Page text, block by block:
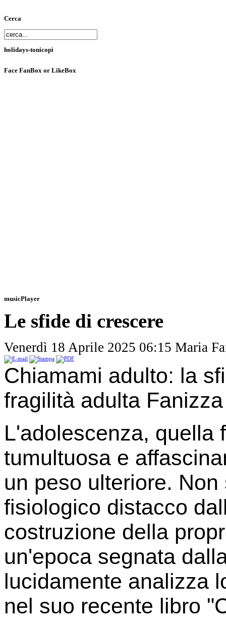
Cerca
holidays-tonicopi
Face FanBox or LikeBox
musicPlayer
Le sfide di crescere
Venerdì 18 Aprile 2025 06:15 Maria
Chiamami adulto: la
fragilità adulta
L'adolescenza, quella
tumultuosa e
un peso ulteriore.
fisiologico distacco
costruzione della
un'epoca segnata
lucidamente analizza
nel suo recente libro